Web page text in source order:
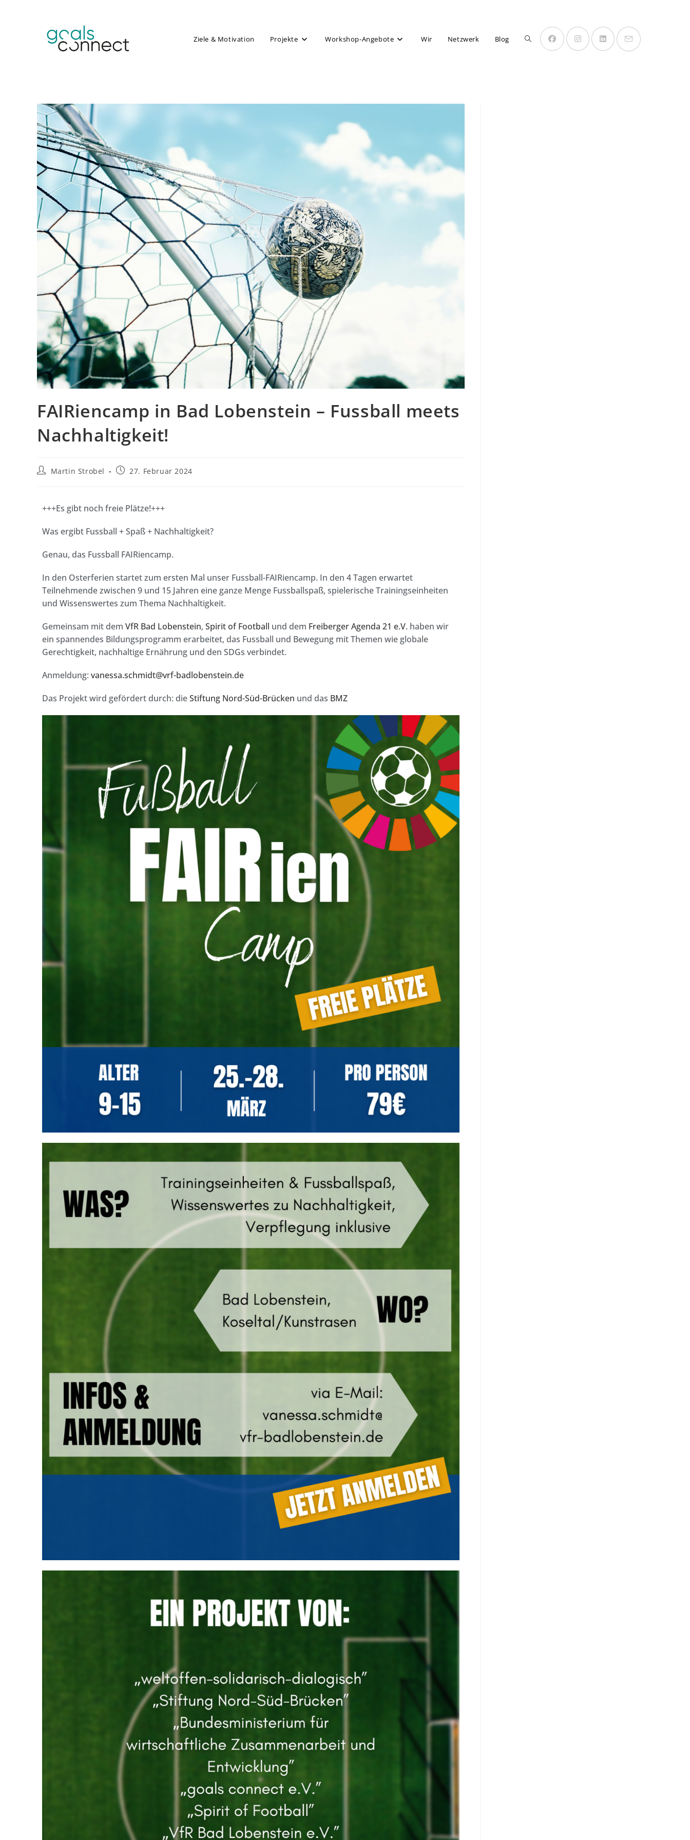
Ziele & Motivation Projekte Workshop-Angebote Wir Netzwerk Blog
FAIRiencamp in Bad Lobenstein – Fussball meets
Nachhaltigkeit!
Martin Strobel 27. Februar 2024
+++Es gibt noch freie Plätze!+++
Was ergibt Fussball + Spaß + Nachhaltigkeit?
Genau, das Fussball FAIRiencamp.
In den Osterferien startet zum ersten Mal unser Fussball-FAIRiencamp. In den 4 Tagen erwartet
Teilnehmende zwischen 9 und 15 Jahren eine ganze Menge Fussballspaß, spielerische Trainingseinheiten
und Wissenswertes zum Thema Nachhaltigkeit.
Gemeinsam mit dem VfR Bad Lobenstein, Spirit of Football und dem Freiberger Agenda 21 e.V. haben wir
ein spannendes Bildungsprogramm erarbeitet, das Fussball und Bewegung mit Themen wie globale
Gerechtigkeit, nachhaltige Ernährung und den SDGs verbindet.
Anmeldung: vanessa.schmidt@vrf-badlobenstein.de
Das Projekt wird gefördert durch: dieStiftung Nord-Süd-Brücken und das BMZ